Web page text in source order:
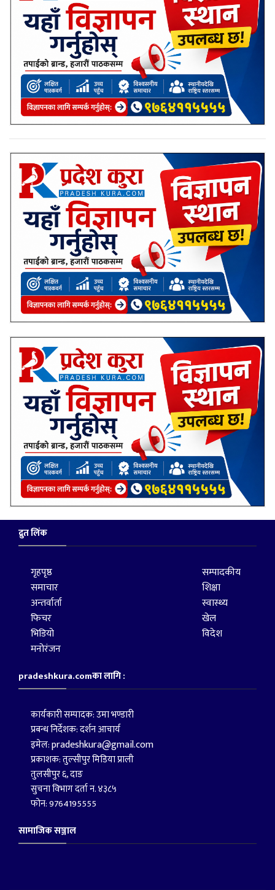
द्रुत लिंक
गृहपृष्ठ
समाचार
अन्तर्वार्ता
फिचर
भिडियो
मनोरंजन
सम्पादकीय
शिक्षा
स्वास्थ्य
खेल
विदेश
pradeshkura.comका लागि :
कार्यकारी सम्पादक: उमा भण्डारी
प्रबन्ध निर्देशक: दर्शन आचार्य
इमेल:pradeshkura@gmail.com
प्रकाशक: तुल्सीपुर मिडिया प्राली
तुलसीपुर ६, दाङ
सुचना विभाग दर्ता न. ४३८५
फोन: 9764195555
सामाजिक सञ्जाल